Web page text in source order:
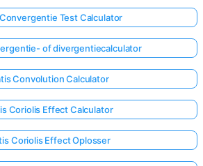
Test Calculator
of divergentiecalculator
Convolution Calculator
Coriolis Effect Calculator
Coriolis Effect Oplosser